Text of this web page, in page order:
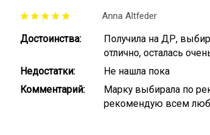
Anna Altfeder
Достоинства:
Получила на ДР,
отлично, осталась
Недостатки:
Не нашла пока
Комментарий:
Марку выбирала по
рекомендую всем